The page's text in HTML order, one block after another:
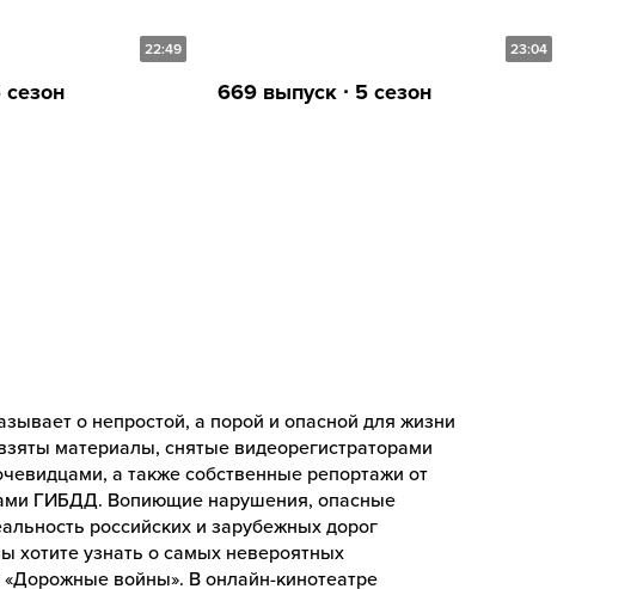
22:49 23:04
669 выпуск ∙ 5 сезон
о непростой, а порой и опасной для жизни
материалы, снятые видеорегистраторами
а также собственные репортажи от
ГИБДД. Вопиющие нарушения, опасные
российских и зарубежных дорог
хотите узнать о самых невероятных
войны». В онлайн-кинотеатре